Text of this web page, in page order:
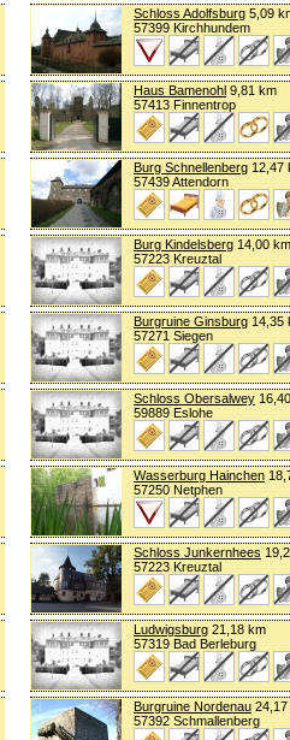
Schloss Adolfsburg 5,09
57399 Kirchhundem
Haus Bamenohl 9,81 km
57413 Finnentrop
Burg Schnellenberg 12,47
57439 Attendorn
Burg Kindelsberg 14,00 km
57223 Kreuztal
Burgruine Ginsburg 14,35
57271 Siegen
Schloss Obersalwey
59889 Eslohe
Wasserburg Hainchen
57250 Netphen
Schloss Junkernhees
57223 Kreuztal
Ludwigsburg 21,18 km
57319 Bad Berleburg
Burgruine Nordenau
57392 Schmallenberg